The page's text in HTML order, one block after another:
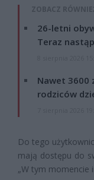
ZOBACZ
26-letni
Teraz
Nawet 3600
rodziców
Do tego
mają dostępu do
„W tym momencie